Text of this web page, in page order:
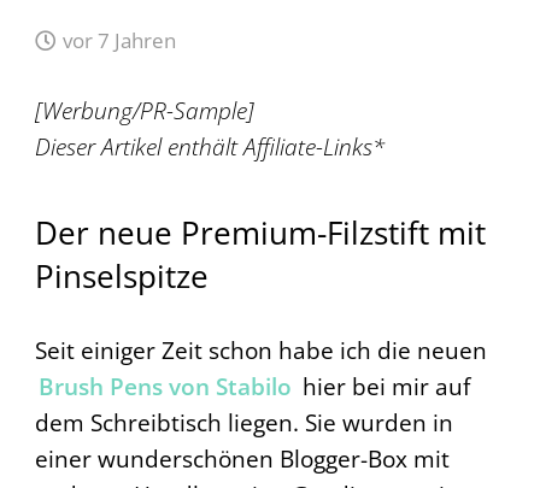
vor 7 Jahren
[Werbung/PR-Sample]
Dieser Artikel enthält Affiliate-Links*
Der neue Premium-Filzstift mit
Pinselspitze
Seit einiger Zeit schon habe ich die neuen
Brush Pens von Stabilo hier bei mir auf
dem Schreibtisch liegen. Sie wurden in
einer wunderschönen Blogger-Box mit